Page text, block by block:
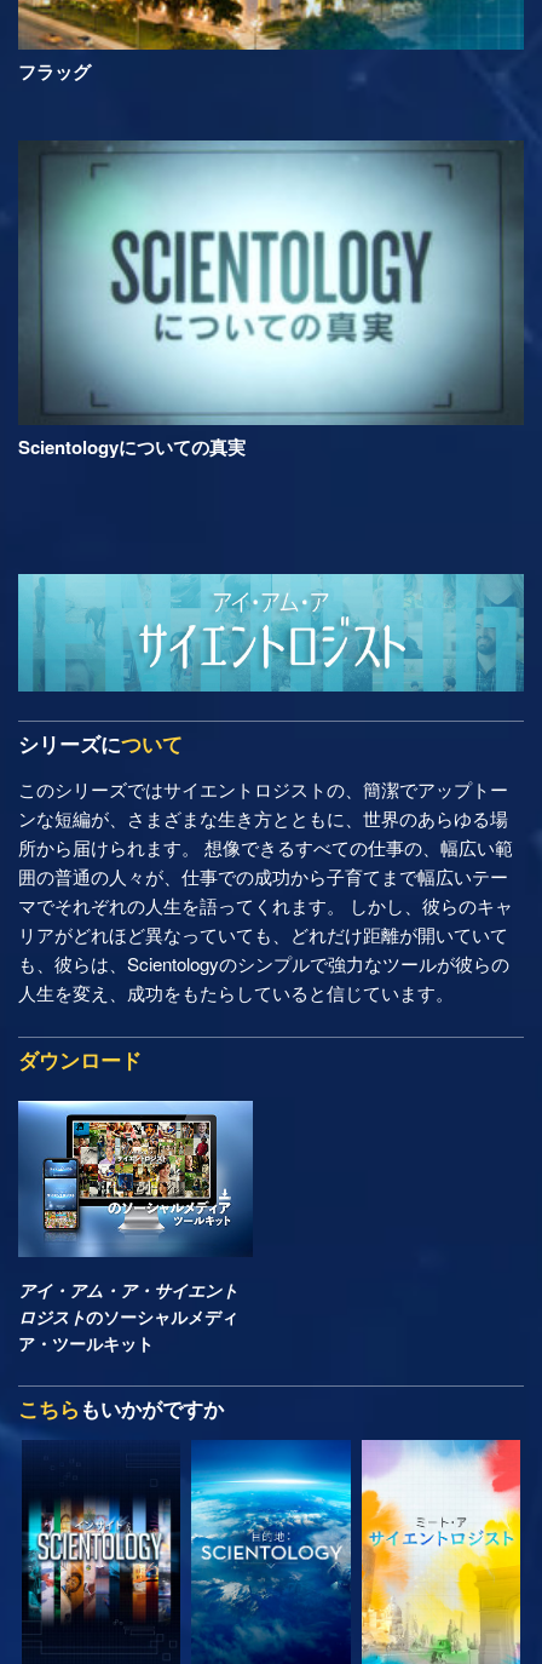
フラッグ
Scientologyについての真実
シリーズについて
このシリーズではサイエントロジストの、簡潔でアップトー
ンな短編が、さまざまな生き方とともに、世界のあらゆる場
所から届けられます。 想像できるすべての仕事の、幅広い範
囲の普通の人々が、仕事での成功から子育てまで幅広いテー
マでそれぞれの人生を語ってくれます。 しかし、彼らのキャ
リアがどれほど異なっていても、どれだけ距離が開いていて
も、彼らは、Scientologyのシンプルで強力なツールが彼らの
人生を変え、成功をもたらしていると信じています。
ダウンロード
アイ・アム・ア・サイエント
ロジストのソーシャルメディ
ア・ツールキット
こちら もいかがですか